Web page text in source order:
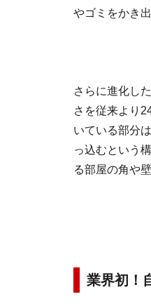
やゴミをかき
さらに進化し
さを従来より
いている部分
っ込むという
る部屋の角や
業界初！